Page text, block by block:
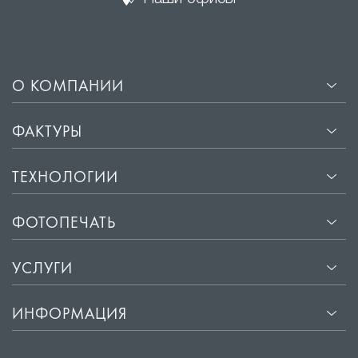
подвержены деформации и сохраняют свой
первоначальный вид на протяжении многих лет.
Лёгкость установки. Монтаж сатиновых потолков
занимает всего несколько часов и не требует
подготовки поверхности потолка.
защищает помещение от влаги и пыли.
свойства сатиновых потолков помогают снизить
Безопасность. Материалы, используемые для
О КОМПАНИИ
ФАКТУРЫ
ТЕХНОЛОГИИ
ФОТОПЕЧАТЬ
УСЛУГИ
ИНФОРМАЦИЯ